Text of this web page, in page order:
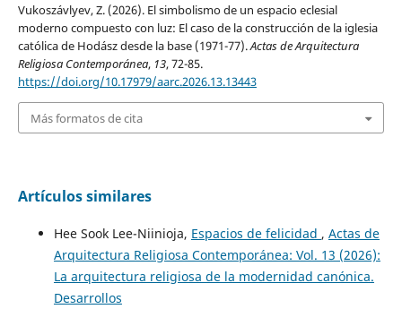
Vukoszávlyev, Z. (2026). El simbolismo de un espacio eclesial
moderno compuesto con luz: El caso de la construcción de la iglesia
católica de Hodász desde la base (1971-77).Actas de Arquitectura
Religiosa Contemporánea, 13, 72-85.
https://doi.org/10.17979/aarc.2026.13.13443
Más formatos de cita
Artículos similares
Hee Sook Lee-Niinioja, Espacios de felicidad , Actas de
Arquitectura Religiosa Contemporánea: Vol. 13 (2026):
La arquitectura religiosa de la modernidad canónica.
Desarrollos